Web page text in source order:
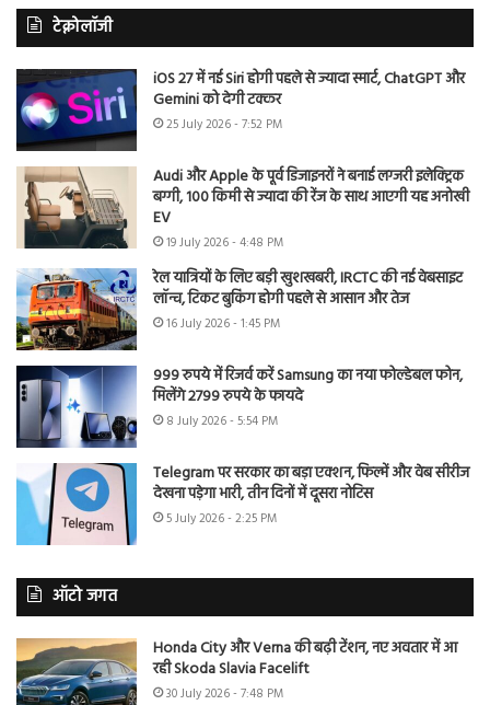
टेक्नोलॉजी
iOS 27 में नई Siri होगी पहले से ज्यादा स्मार्ट, ChatGPT और
Gemini को देगी टक्कर
25 July 2026 - 7:52 PM
Audi और Apple के पूर्व डिजाइनरों ने बनाई लग्जरी इलेक्ट्रिक
बग्गी, 100 किमी से ज्यादा की रेंज के साथ आएगी यह अनोखी
EV
19 July 2026 - 4:48 PM
रेल यात्रियों के लिए बड़ी खुशखबरी, IRCTC की नई वेबसाइट
लॉन्च, टिकट बुकिंग होगी पहले से आसान और तेज
16 July 2026 - 1:45 PM
999 रुपये में रिजर्व करें Samsung का नया फोल्डेबल फोन,
मिलेंगे 2799 रुपये के फायदे
8 July 2026 - 5:54 PM
Telegram पर सरकार का बड़ा एक्शन, फिल्में और वेब सीरीज
देखना पड़ेगा भारी, तीन दिनों में दूसरा नोटिस
5 July 2026 - 2:25 PM
ऑटो जगत
Honda City और Verna की बढ़ी टेंशन, नए अवतार में आ
रही Skoda Slavia Facelift
30 July 2026 - 7:48 PM